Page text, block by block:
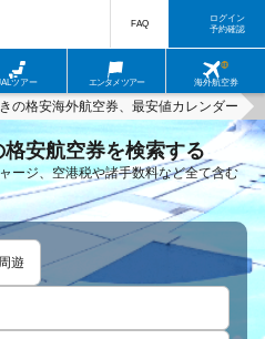
ツアー エンタメツアー 海外航空券
FAQ
ログイン
予約確認
の格安海外航空券、最安値カレンダー
安航空券を検索する
ージ、空港税や諸手数料など全て含む
周遊